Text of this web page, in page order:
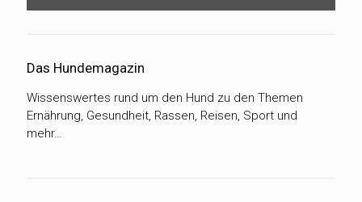
Das Hundemagazin
Wissenswertes rund um den Hund zu den Themen
Ernährung, Gesundheit, Rassen, Reisen, Sport und
mehr…